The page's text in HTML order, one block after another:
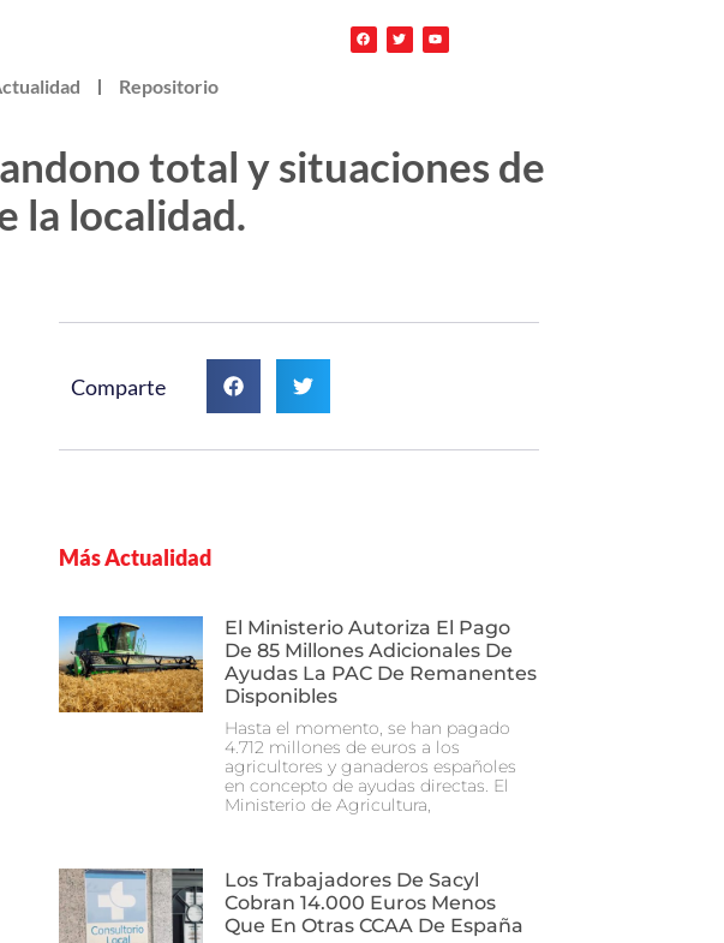
Repositorio
total y situaciones de
la localidad.
Comparte
Más Actualidad
El Ministerio Autoriza El Pago
De 85 Millones Adicionales De
Ayudas La PAC De Remanentes
Disponibles
Hasta el momento, se han pagado
4.712 millones de euros a los
agricultores y ganaderos españoles
en concepto de ayudas directas. El
Ministerio de Agricultura,
Los Trabajadores De Sacyl
Cobran 14.000 Euros Menos
Que En Otras CCAA De España